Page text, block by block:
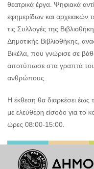
θεατρικά έργα. Ψηφιακά
εφημερίδων και αρχειακών
τις Συλλογές της
Δημοτικής Βιβλιοθήκης,
Βικέλα, που γνώρισε σε
αποτύπωσε στα γραπτά
ανθρώπους.
Η έκθεση θα διαρκέσει έως
με ελεύθερη είσοδο για το
ώρες 08:00-15:00.